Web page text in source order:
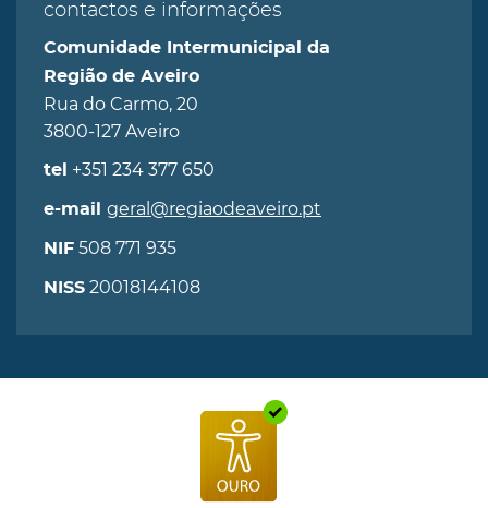
contactos e informações
Comunidade Intermunicipal da
Região de Aveiro
Rua do Carmo, 20
3800-127 Aveiro
tel +351 234 377 650
e-mail geral@regiaodeaveiro.pt
NIF 508 771 935
NISS 20018144108